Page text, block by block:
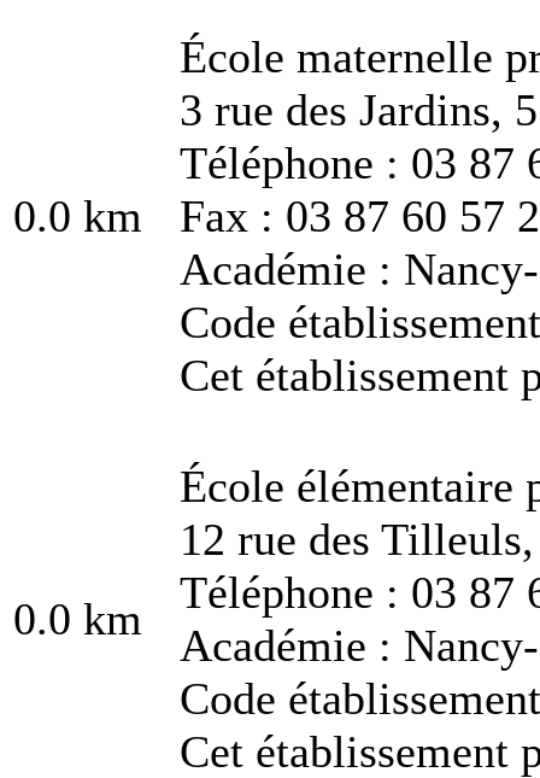
0.0 km
École maternelle
3 rue des Jardins,
Téléphone : 03 87
Fax : 03 87 60 57
Académie :
Code
Cet établissement
0.0 km
École élémentaire
12 rue des
Téléphone : 03 87
Académie :
Code
Cet établissement